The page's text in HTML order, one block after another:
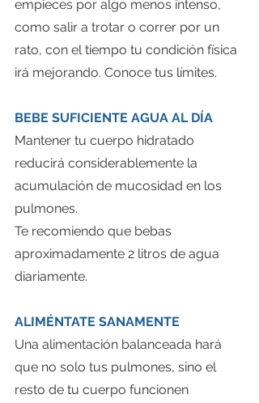
empieces por algo menos intenso,
como salir a trotar o correr por un
rato, con el tiempo tu condición física
irá mejorando. Conoce tus límites.
BEBE SUFICIENTE AGUA AL DÍA
Mantener tu cuerpo hidratado
reducirá considerablemente la
acumulación de mucosidad en los
pulmones.
Te recomiendo que bebas
aproximadamente 2 litros de agua
diariamente.
ALIMÉNTATE SANAMENTE
Una alimentación balanceada hará
que no solo tus pulmones, sino el
resto de tu cuerpo funcionen